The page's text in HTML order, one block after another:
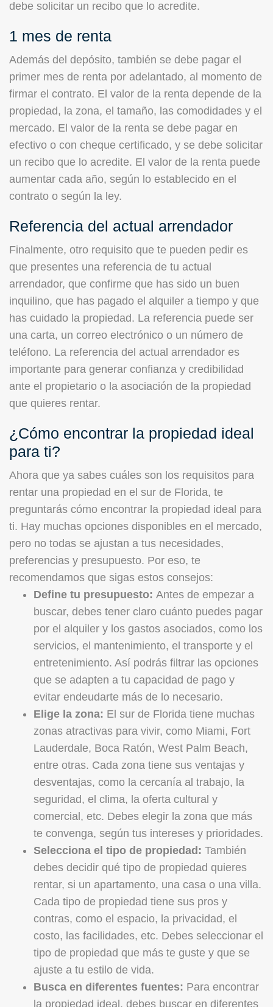
debe solicitar un recibo que lo acredite.
1 mes de renta
Además del depósito, también se debe pagar el
primer mes de renta por adelantado, al momento de
firmar el contrato. El valor de la renta depende de la
propiedad, la zona, el tamaño, las comodidades y el
mercado. El valor de la renta se debe pagar en
efectivo o con cheque certificado, y se debe solicitar
un recibo que lo acredite. El valor de la renta puede
aumentar cada año, según lo establecido en el
contrato o según la ley.
Referencia del actual arrendador
Finalmente, otro requisito que te pueden pedir es
que presentes una referencia de tu actual
arrendador, que confirme que has sido un buen
inquilino, que has pagado el alquiler a tiempo y que
has cuidado la propiedad. La referencia puede ser
una carta, un correo electrónico o un número de
teléfono. La referencia del actual arrendador es
importante para generar confianza y credibilidad
ante el propietario o la asociación de la propiedad
que quieres rentar.
¿Cómo encontrar la propiedad ideal
para ti?
Ahora que ya sabes cuáles son los requisitos para
rentar una propiedad en el sur de Florida, te
preguntarás cómo encontrar la propiedad ideal para
ti. Hay muchas opciones disponibles en el mercado,
pero no todas se ajustan a tus necesidades,
preferencias y presupuesto. Por eso, te
recomendamos que sigas estos consejos:
Define tu presupuesto: Antes de empezar a
buscar, debes tener claro cuánto puedes pagar
por el alquiler y los gastos asociados, como los
servicios, el mantenimiento, el transporte y el
entretenimiento. Así podrás filtrar las opciones
que se adapten a tu capacidad de pago y
evitar endeudarte más de lo necesario.
Elige la zona: El sur de Florida tiene muchas
zonas atractivas para vivir, como Miami, Fort
Lauderdale, Boca Ratón, West Palm Beach,
entre otras. Cada zona tiene sus ventajas y
desventajas, como la cercanía al trabajo, la
seguridad, el clima, la oferta cultural y
comercial, etc. Debes elegir la zona que más
te convenga, según tus intereses y prioridades.
Selecciona el tipo de propiedad: También
debes decidir qué tipo de propiedad quieres
rentar, si un apartamento, una casa o una villa.
Cada tipo de propiedad tiene sus pros y
contras, como el espacio, la privacidad, el
costo, las facilidades, etc. Debes seleccionar el
tipo de propiedad que más te guste y que se
ajuste a tu estilo de vida.
Busca en diferentes fuentes: Para encontrar
la propiedad ideal, debes buscar en diferentes